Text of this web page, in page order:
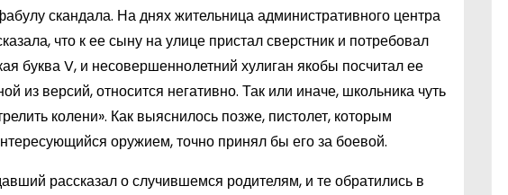
скандала. На днях жительница административного центра
что к ее сыну на улице пристал сверстник и потребовал
буква V, и несовершеннолетний хулиган якобы посчитал ее
из версий, относится негативно. Так или иначе, школьника чуть
колени». Как выяснилось позже, пистолет, которым
оружием, точно принял бы его за боевой.
рассказал о случившемся родителям, и те обратились в